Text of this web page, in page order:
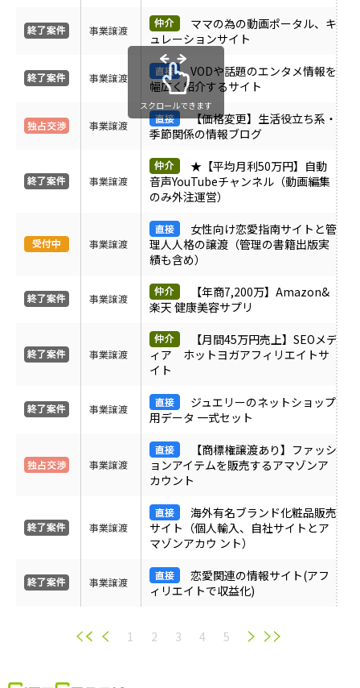
事業譲渡
ママの為の動画ポータル、キ
ュレーションサイト
事業譲渡
VODや話題のエンタメ情報を
幅広く紹介するサイト
事業譲渡
【価格変更】生活役立ち系・
季節関係の情報ブログ
事業譲渡
★【平均月利50万円】自動
音声YouTubeチャンネル（動画編集
のみ外注運営）
事業譲渡
女性向け恋愛指南サイトと管
理人人格の譲渡（管理の書籍出版実
績も含め）
事業譲渡
【年商7,200万】Amazon&
楽天 健康美容サプリ
事業譲渡
【月間45万円売上】SEOメデ
ィア ホットヨガアフィリエイトサ
イト
事業譲渡
ジュエリーのネットショップ
用データ 一式セット
事業譲渡
【商標権譲渡あり】ファッシ
ョンアイテムを販売するアマゾンア
カウント
事業譲渡
海外有名ブランド化粧品販売
サイト（個人輸入、自社サイトとア
マゾンアカウ ント）
事業譲渡
恋愛関連の情報サイト(アフ
ィリエイトで収益化)
スクロールできます
1 2 3 4 5